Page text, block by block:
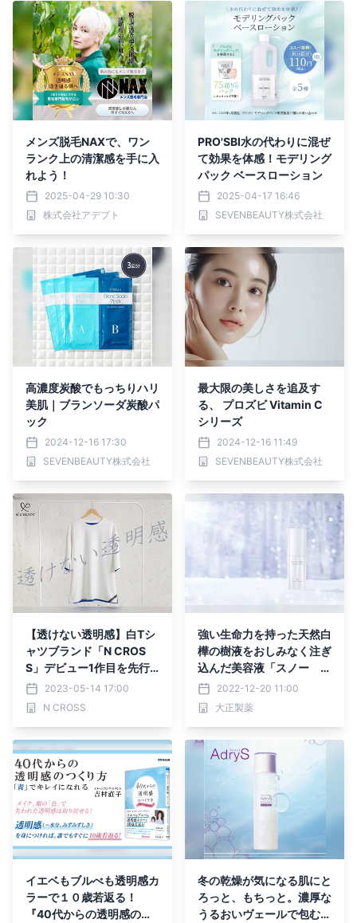
メンズ脱毛NAXで、ワン
ランク上の清潔感を手に入
れよう！
2025-04-29 10:30
株式会社アデプト
PRO'SBI水の代わりに混ぜ
て効果を体感！モデリング
パック ベースローション
2025-04-17 16:46
SEVENBEAUTY株式会社
高濃度炭酸でもっちりハリ
美肌｜ブランソーダ炭酸パ
ック
2024-12-16 17:30
SEVENBEAUTY株式会社
最大限の美しさを追及す
る、 プロズビ Vitamin C
シリーズ
2024-12-16 11:49
SEVENBEAUTY株式会社
【透けない透明感】白Tシ
ャツブランド「N CROS
S」デビュー1作目を先行
販売2023-05-14 17:00
N CROSS
強い生命力を持った天然白
樺の樹液をおしみなく注ぎ
込んだ美容液「スノー ツ
リー エッセンス」限定発
売
2022-12-20 11:00
大正製薬
イエベもブルべも透明感カ
ラーで１０歳若返る！
『40代からの透明感のつ
冬の乾燥が気になる肌にと
ろっと、もちっと。濃厚な
うるおいヴェールで包む